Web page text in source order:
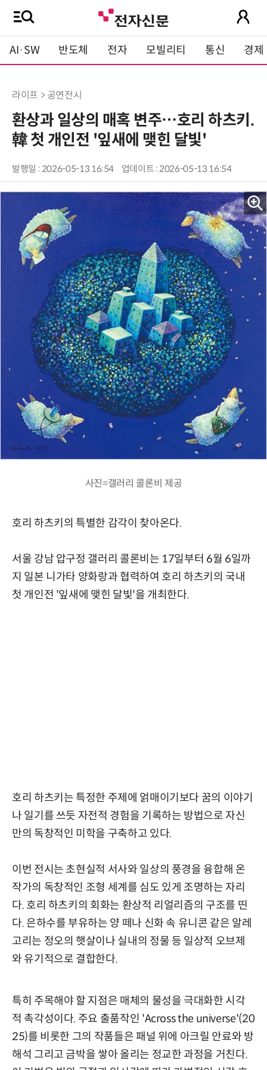
AI·SW 반도체 전자 모빌리티 통신 경제
라이프 > 공연전시
환상과 일상의 매혹 변주…호리 하츠키.
韓 첫 개인전 '잎새에 맺힌 달빛'
발행일 : 2026-05-13 16:54 업데이트 : 2026-05-13 16:54
사진=갤러리 콜론비 제공
호리 하츠키의 특별한 감각이 찾아온다.
서울 강남 압구정 갤러리 콜론비는 17일부터 6월 6일까
지 일본 니가타 양화랑과 협력하여 호리 하츠키의 국내
첫 개인전 '잎새에 맺힌 달빛'을 개최한다.
호리 하츠키는 특정한 주제에 얽매이기보다 꿈의 이야기
나 일기를 쓰듯 자전적 경험을 기록하는 방법으로 자신
만의 독창적인 미학을 구축하고 있다.
이번 전시는 초현실적 서사와 일상의 풍경을 융합해 온
작가의 독창적인 조형 세계를 심도 있게 조명하는 자리
다. 호리 하츠키의 회화는 환상적 리얼리즘의 구조를 띤
다. 은하수를 부유하는 양 떼나 신화 속 유니콘 같은 알레
고리는 정오의 햇살이나 실내의 정물 등 일상적 오브제
와 유기적으로 결합한다.
특히 주목해야 할 지점은 매체의 물성을 극대화한 시각
적 촉각성이다. 주요 출품작인 'Across the universe'(20
25)를 비롯한 그의 작품들은 패널 위에 아크릴 안료와 방
해석 그리고 금박을 쌓아 올리는 정교한 과정을 거친다.